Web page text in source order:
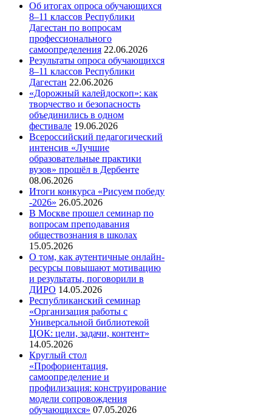
Об итогах опроса обучающихся
8–11 классов Республики
Дагестан по вопросам
профессионального
самоопределения 22.06.2026
Результаты опроса обучающихся
8–11 классов Республики
Дагестан 22.06.2026
«Дорожный калейдоскоп»: как
творчество и безопасность
объединились в одном
фестивале 19.06.2026
Всероссийский педагогический
интенсив «Лучшие
образовательные практики
вузов» прошёл в Дербенте
08.06.2026
Итоги конкурса «Рисуем победу
-2026» 26.05.2026
В Москве прошел семинар по
вопросам преподавания
обществознания в школах
15.05.2026
О том, как аутентичные онлайн-
ресурсы повышают мотивацию
и результаты, поговорили в
ДИРО 14.05.2026
Республиканский семинар
«Организация работы с
Универсальной библиотекой
ЦОК: цели, задачи, контент»
14.05.2026
Круглый стол
«Профориентация,
самоопределение и
профилизация: конструирование
модели сопровождения
обучающихся» 07.05.2026